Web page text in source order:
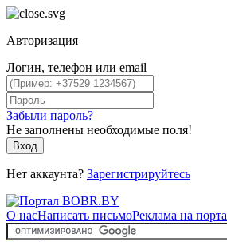
Авторизация
Логин, телефон или email
Забыли пароль?
Не заполнены необходимые поля!
Вход
Нет аккаунта? Зарегистрируйтесь
О насНаписать письмоРеклама на